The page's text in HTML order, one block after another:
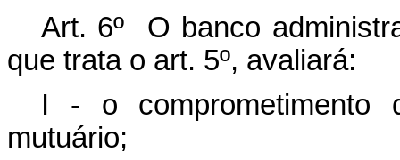
Art. 6º O banco
que trata o art. 5º, avaliará:
I - o comprometimento
mutuário;